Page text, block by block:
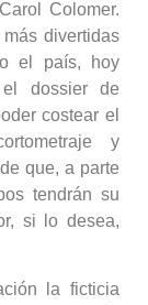
Colomer.
divertidas
el país, hoy
dossier de
costear el
y
que, a parte
tendrán su
si lo desea,
la ficticia